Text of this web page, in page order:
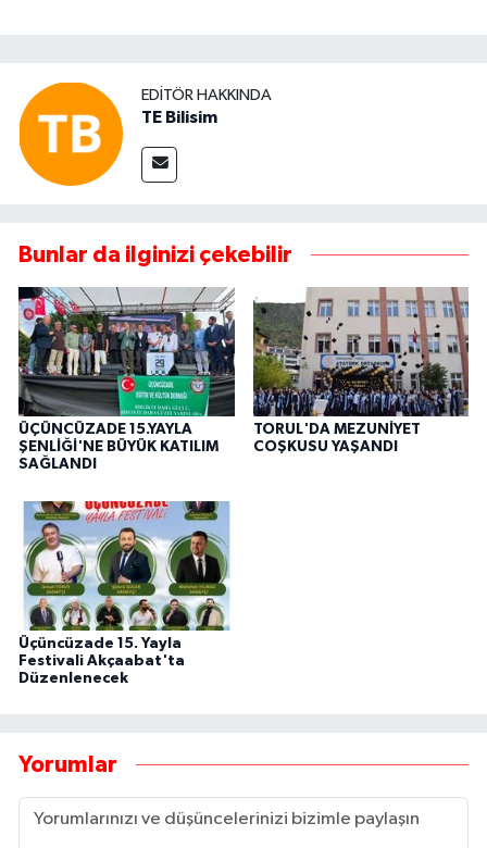
EDITÖR HAKKINDA
TE Bilisim
Bunlar da ilginizi çekebilir
ÜÇÜNCÜZADE 15.YAYLA
ŞENLİĞİ'NE BÜYÜK KATILIM
SAĞLANDI
TORUL'DA MEZUNİYET
COŞKUSU YAŞANDI
Üçüncüzade 15. Yayla
Festivali Akçaabat'ta
Düzenlenecek
Yorumlar